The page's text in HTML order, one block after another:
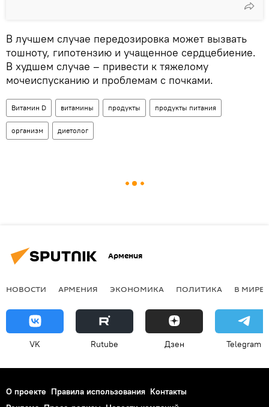
В лучшем случае передозировка может вызвать
тошноту, гипотензию и учащенное сердцебиение.
В худшем случае – привести к тяжелому
мочеиспусканию и проблемам с почками.
Витамин D витамины продукты продукты питания
организм диетолог
Армения
НОВОСТИ АРМЕНИЯ ЭКОНОМИКА ПОЛИТИКА В МИРЕ
VK Rutube Дзен Telegram
О проекте Правила использования Контакты